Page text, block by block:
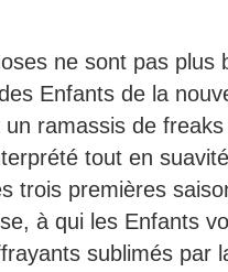
ne sont pas plus
Enfants de la
ramassis de
tout en
trois premières
à qui les Enfants
sublimés par